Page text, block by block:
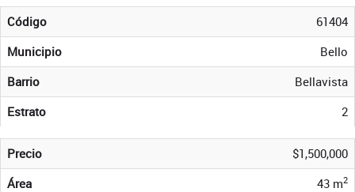
Código
61404
Municipio
Bello
Barrio
Bellavista
Estrato
2
Precio
$1,500,000
Área
43 m2